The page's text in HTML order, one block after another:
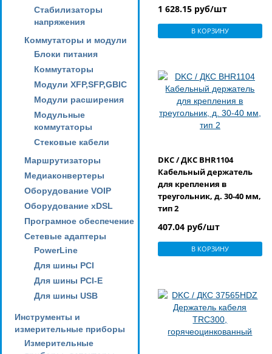
Стабилизаторы
напряжения
Коммутаторы и модули
Блоки питания
Коммутаторы
Модули XFP,SFP,GBIC
Модули расширения
Модульные
коммутаторы
Стековые кабели
Маршрутизаторы
Медиаконвертеры
Оборудование VOIP
Оборудование xDSL
Програмное обеспечение
Сетевые адаптеры
PowerLine
Для шины PCI
Для шины PCI-E
Для шины USB
Инструменты и
измерительные приборы
Измерительные
1 628.15 руб/шт
В КОРЗИНУ
DKC / ДКС BHR1104
Кабельный держатель
для крепления в
треугольник, д. 30-40 мм,
тип 2
407.04 руб/шт
В КОРЗИНУ